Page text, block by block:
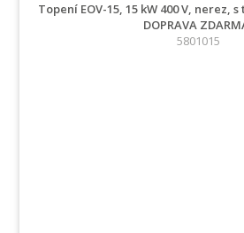
Topení EOV-15, 15 kW 400 V, nerez,
DOPRAVA
5801015